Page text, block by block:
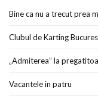
Bine ca nu a trecut prea
Clubul de Karting
„Admiterea” la
Vacantele in patru